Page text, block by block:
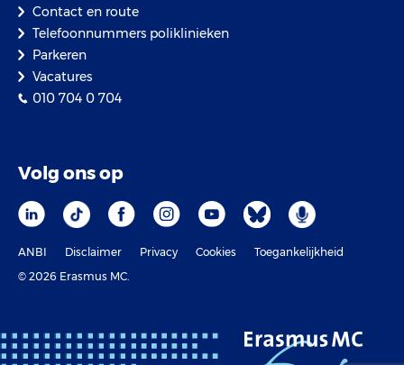
Contact en route
Telefoonnummers poliklinieken
Parkeren
Vacatures
010 704 0 704
Volg ons op
ANBI Disclaimer Privacy Cookies
Toegankelijkheid
© 2026 Erasmus MC.